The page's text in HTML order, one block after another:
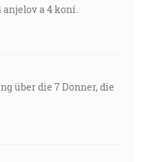
a 4 koní.
über die 7 Donner, die